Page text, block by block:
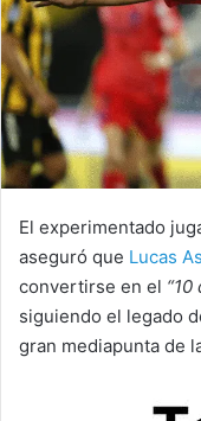
El experimentado
aseguró que Lucas
convertirse en el
siguiendo el legado
gran mediapunta de